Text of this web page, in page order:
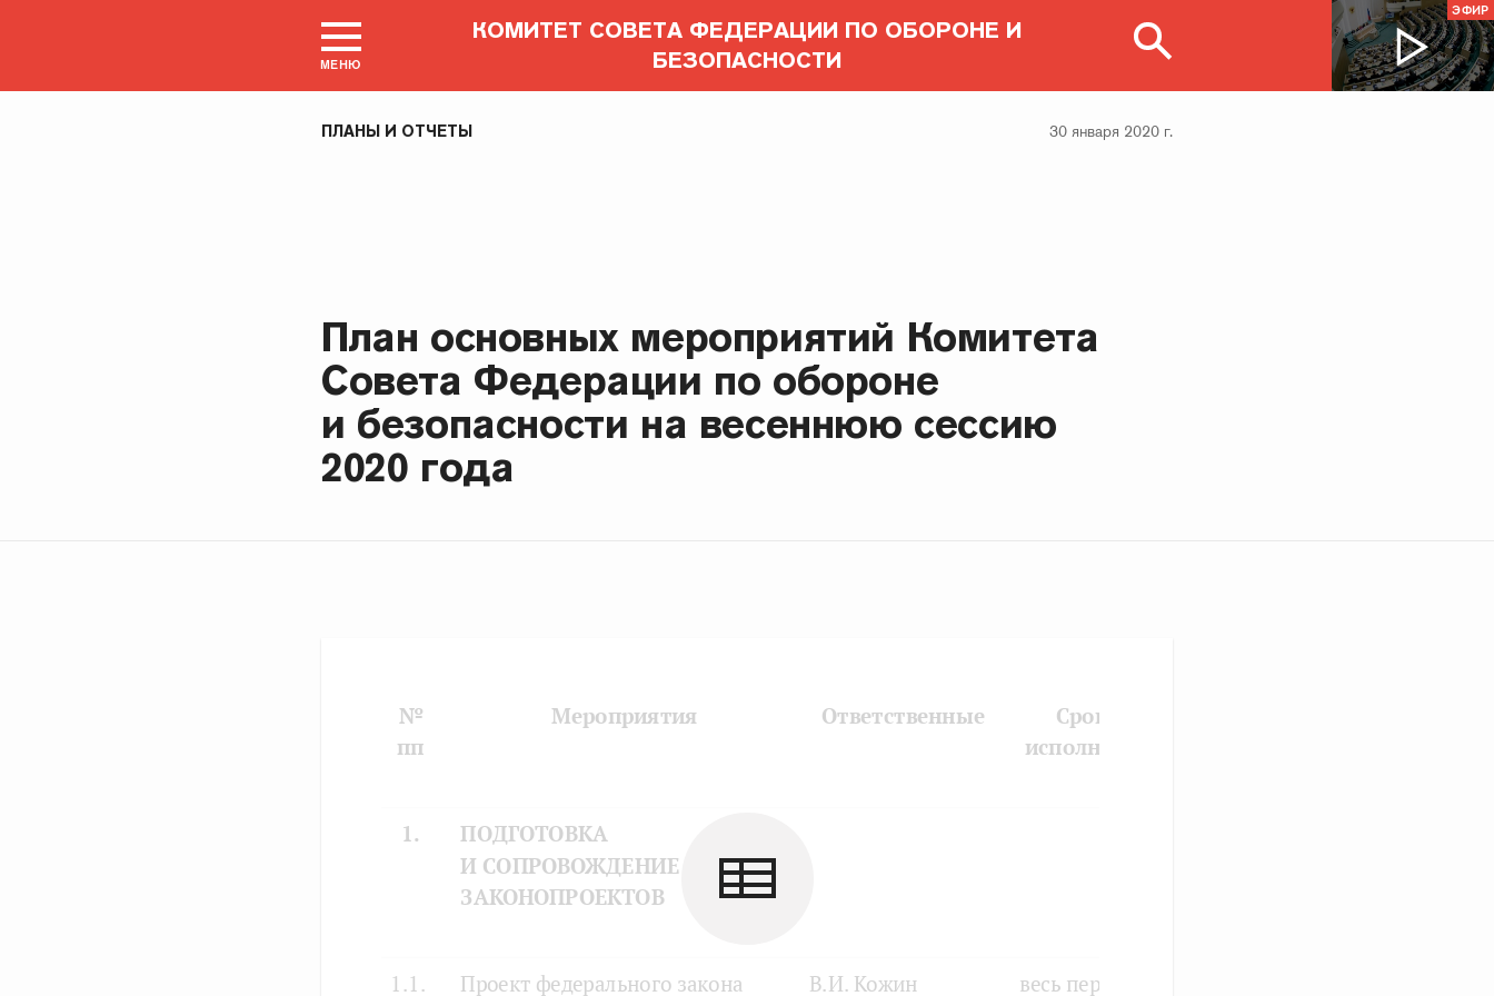
МЕНЮ
КОМИТЕТ СОВЕТА ФЕДЕРАЦИИ ПО ОБОРОНЕ И
БЕЗОПАСНОСТИ
ЭФИР
ПЛАНЫ И ОТЧЕТЫ
План основных мероприятий Комитета
Совета Федерации по обороне
и безопасности на весеннюю сессию
2020 года
30 января 2020 г.
№
пп
Мероприятия Ответственные Сроки
исполнения
1. ПОДГОТОВКА
И СОПРОВОЖДЕНИЕ
ЗАКОНОПРОЕКТОВ
1.1.
Проект федерального закона
В.И. Кожин
весь период